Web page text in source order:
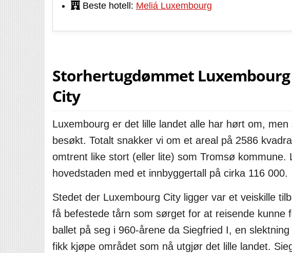
Beste hotell: Meliá Luxembourg
Storhertugdømmet
City
Luxembourg er det lille landet alle har hørt om,
besøkt. Totalt snakker vi om et areal på 2586
omtrent like stort (eller lite) som Tromsø kommune.
hovedstaden med et innbyggertall på cirka 116 000.
Stedet der Luxembourg City ligger var et veiskille
få befestede tårn som sørget for at reisende kunne
ballet på seg i 960-årene da Siegfried I, en
fikk kjøpe området som nå utgjør det lille landet.